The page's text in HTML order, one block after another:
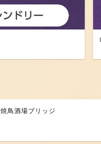
焼鳥酒場ブリッジ